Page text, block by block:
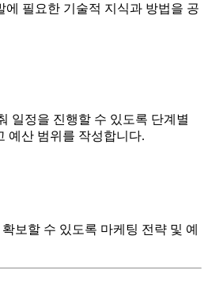
필요한 기술적 지식과 방법을 공
일정을 진행할 수 있도록 단계별
예산 범위를 작성합니다.
보할 수 있도록 마케팅 전략 및 예